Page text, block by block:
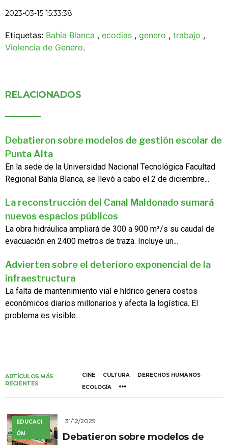
2023-03-15 15:33:38
Etiquetas: Bahía Blanca , ecodias , genero , trabajo ,
Violencia de Genero.
RELACIONADOS
Debatieron sobre modelos de gestión escolar de
Punta Alta
En la sede de la Universidad Nacional Tecnológica Facultad
Regional Bahía Blanca, se llevó a cabo el 2 de diciembre...
La reconstrucción del Canal Maldonado sumará
nuevos espacios públicos
La obra hidráulica ampliará de 300 a 900 m³/s su caudal de
evacuación en 2400 metros de traza. Incluye un...
Advierten sobre el deterioro exponencial de la
infraestructura
La falta de mantenimiento vial e hídrico genera costos
económicos diarios millonarios y afecta la logística. El
problema es visible...
ARTÍCULOS MÁS
RECIENTES
CINE CULTURA
DERECHOS HUMANOS
ECOLOGÍA
EDUCACI
ÓN
31/12/2025
Debatieron sobre modelos de